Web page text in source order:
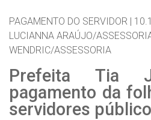
PAGAMENTO DO SERVIDOR |
LUCIANNA ARAÚJO/
WENDRIC/ASSESSORIA
Prefeita Tia
pagamento da
servidores